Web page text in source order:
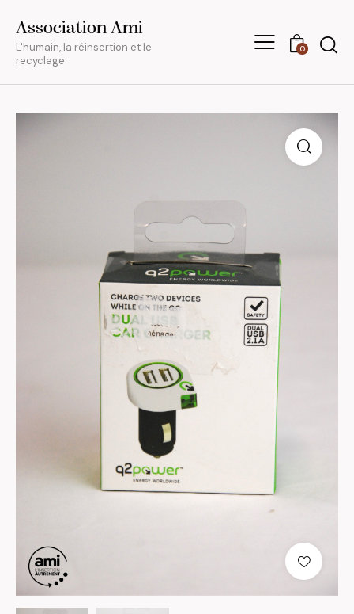
Association Ami
L'humain, la réinsertion et le
recyclage
0
nullnull